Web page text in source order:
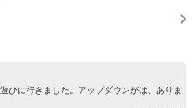
に行きました。アップダウンがは、ありま